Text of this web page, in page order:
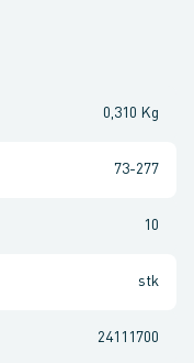
0,310 Kg
73-277
10
stk
24111700